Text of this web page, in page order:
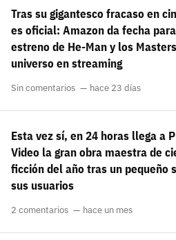
Tras su gigantesco fracaso en
es oficial: Amazon da fecha
estreno de He-Man y los
universo en streaming
Sin comentarios hace 23 días
Esta vez sí, en 24 horas llega a
Video la gran obra maestra de
ficción del año tras un pequeño
sus usuarios
2 comentarios hace un mes